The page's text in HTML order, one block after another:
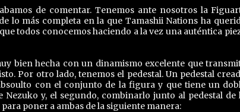
de comentar. Tenemos ante nosotros la
lo más completa en la que Tamashii Nations ha
todos conocemos haciendo a la vez una auténtica
bien hecha con un dinamismo excelente que
Por otro lado, tenemos el pedestal. Un pedestal
con el conjunto de la figura y que tiene un
y, el segundo, combinarlo junto al pedestal de
poner a ambas de la siguiente manera: